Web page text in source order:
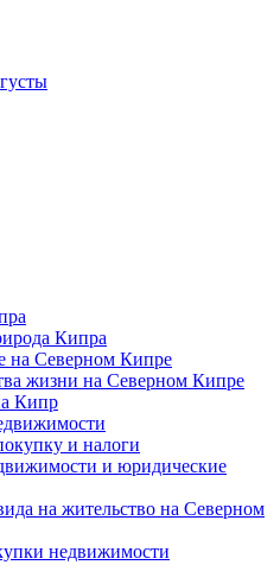
Кипра
на Северном Кипре
жизни на Северном Кипре
Кипр
и налоги
и юридические
на жительство на Северном
недвижимости